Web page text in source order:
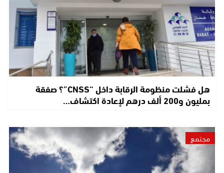
هل فشلت منظومة الرقابة داخل “CNSS”؟ صفقة
بمليون و200 ألف درهم لإعادة اكتشاف…
مجتمع